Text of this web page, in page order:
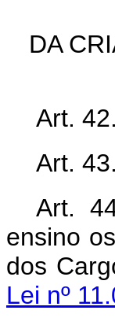
DA
Art.
Art.
Art.
ensino
dos
Lei nº